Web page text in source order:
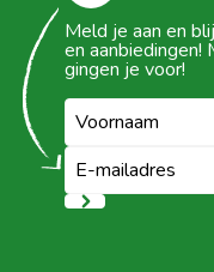
Meld je aan en
en
gingen je voor!